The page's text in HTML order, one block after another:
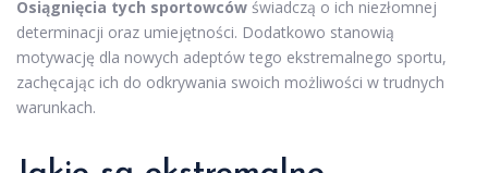
Osiągnięcia tych sportowców świadczą o ich niezłomnej
determinacji oraz umiejętności. Dodatkowo stanowią
motywację dla nowych adeptów tego ekstremalnego sportu,
zachęcając ich do odkrywania swoich możliwości w trudnych
warunkach.